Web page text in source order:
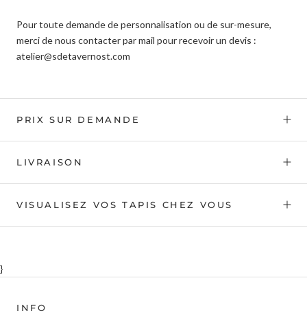
Pour toute demande de personnalisation ou de sur-mesure,
merci de nous contacter par mail pour recevoir un devis :
atelier@sdetavernost.com
PRIX SUR DEMANDE
LIVRAISON
VISUALISEZ VOS TAPIS CHEZ VOUS
}
INFO